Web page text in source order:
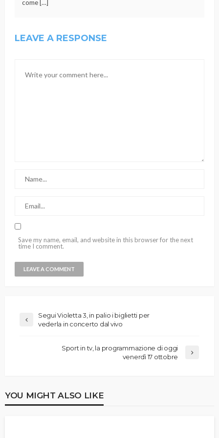
come […]
LEAVE A RESPONSE
Save my name, email, and website in this browser for the next
time I comment.
Segui Violetta 3, in palio i biglietti per
vederla in concerto dal vivo
Sport in tv, la programmazione di oggi
venerdì 17 ottobre
YOU MIGHT ALSO LIKE